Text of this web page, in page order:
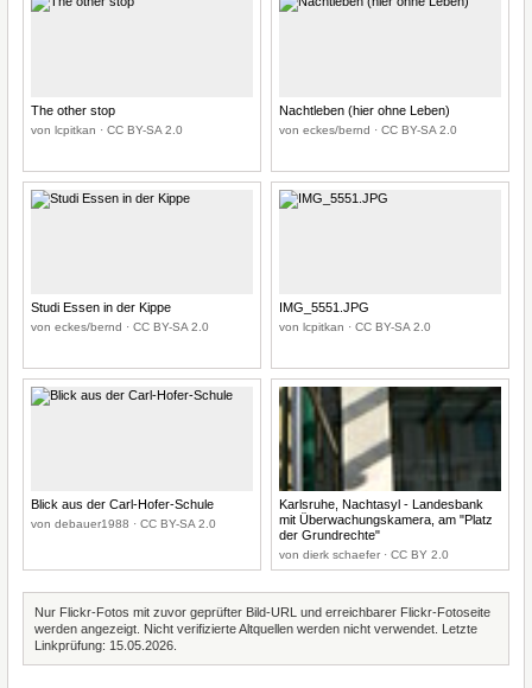
The other stop
von lcpitkan · CC BY-SA 2.0
Nachtleben (hier ohne Leben)
von eckes/bernd · CC BY-SA 2.0
Studi Essen in der Kippe
von eckes/bernd · CC BY-SA 2.0
IMG_5551.JPG
von lcpitkan · CC BY-SA 2.0
Blick aus der Carl-Hofer-Schule
von debauer1988 · CC BY-SA 2.0
Karlsruhe, Nachtasyl - Landesbank
mit Überwachungskamera, am "Platz
der Grundrechte"
von dierk schaefer · CC BY 2.0
Nur Flickr-Fotos mit zuvor geprüfter Bild-URL und erreichbarer Flickr-Fotoseite
werden angezeigt. Nicht verifizierte Altquellen werden nicht verwendet. Letzte
Linkprüfung: 15.05.2026.